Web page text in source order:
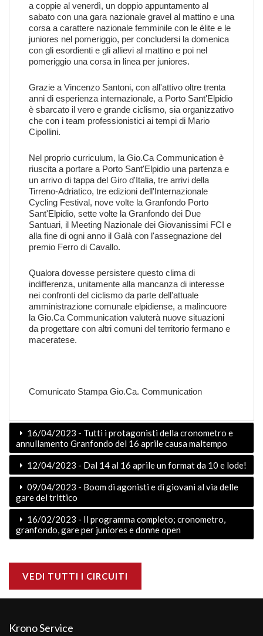
a coppie al venerdì, un doppio appuntamento al
sabato con una gara nazionale gravel al mattino e una
corsa a carattere nazionale femminile con le élite e le
juniores nel pomeriggio, per concludersi la domenica
con gli esordienti e gli allievi al mattino e poi nel
pomeriggio una corsa in linea per juniores.
Grazie a Vincenzo Santoni, con all'attivo oltre trenta
anni di esperienza internazionale, a Porto Sant'Elpidio
è sbarcato il vero e grande ciclismo, sia organizzativo
che con i team professionistici ai tempi di Mario
Cipollini.
Nel proprio curriculum, la Gio.Ca Communication è
riuscita a portare a Porto Sant'Elpidio una partenza e
un arrivo di tappa del Giro d'Italia, tre arrivi della
Tirreno-Adriatico, tre edizioni dell'Internazionale
Cycling Festival, nove volte la Granfondo Porto
Sant'Elpidio, sette volte la Granfondo dei Due
Santuari, il Meeting Nazionale dei Giovanissimi FCI e
alla fine di ogni anno il Galà con l'assegnazione del
premio Ferro di Cavallo.
Qualora dovesse persistere questo clima di
indifferenza, unitamente alla mancanza di interesse
nei confronti del ciclismo da parte dell'attuale
amministrazione comunale elpidiense, a malincuore
la Gio.Ca Communication valuterà nuove situazioni
da progettare con altri comuni del territorio fermano e
maceratese.
Comunicato Stampa Gio.Ca. Communication
16/04/2023 - Tutti i protagonisti della cronometro e
annullamento Granfondo del 16 aprile causa maltempo
12/04/2023 - Dal 14 al 16 aprile un format da 10 e lode!
09/04/2023 - Boom di agonisti e di giovani al via delle
gare del trittico
16/02/2023 - Il programma completo; cronometro,
granfondo, gare per juniores e donne open
VEDI TUTTI I CIRCUITI
Krono Service